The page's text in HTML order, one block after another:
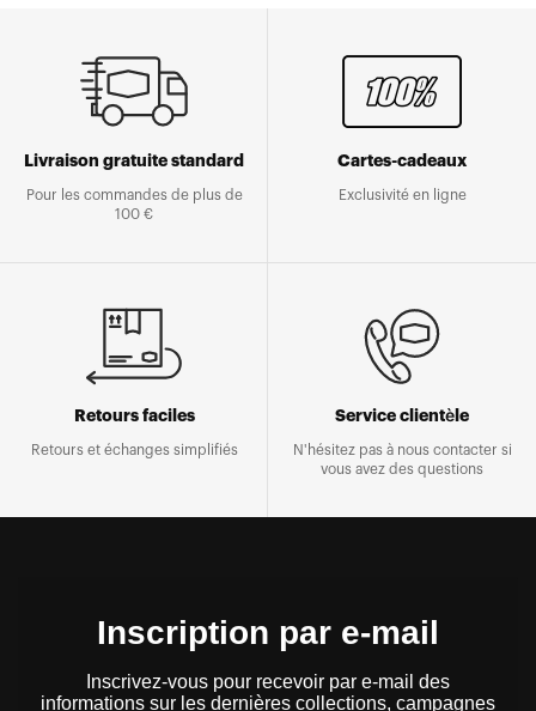
Livraison gratuite standard
Pour les commandes de plus de
100 €
Cartes-cadeaux
Exclusivité en ligne
Retours faciles
Retours et échanges simplifiés
Service clientèle
N'hésitez pas à nous contacter si
vous avez des questions
Inscription par e-mail
Inscrivez-vous pour recevoir par e-mail des
informations sur les dernières collections, campagnes